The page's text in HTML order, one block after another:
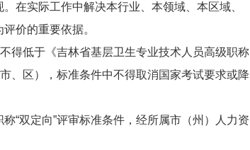
在实际工作中解决本行业、本领域、本区域、
价的重要依据。
得低于《吉林省基层卫生专业技术人员高级职称
、区），标准条件中不得取消国家考试要求或降
“双定向”评审标准条件，经所属市（州）人力资